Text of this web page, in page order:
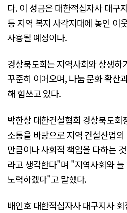
다. 이 성금은 대한적십자사 대구
등 지역 복지 사각지대에 놓인 이
사용될 예정이다.
경상북도회는 지역사회와 상생하
꾸준히 이어오며, 나눔 문화 확산
해 힘쓰고 있다.
박한상 대한건설협회 경상북도
소통을 바탕으로 지역 건설산업
만큼이나 사회적 책임을 다하는
라고 생각한다"며 "지역사회와
노력하겠다"고 말했다.
배인호 대한적십자사 대구지사